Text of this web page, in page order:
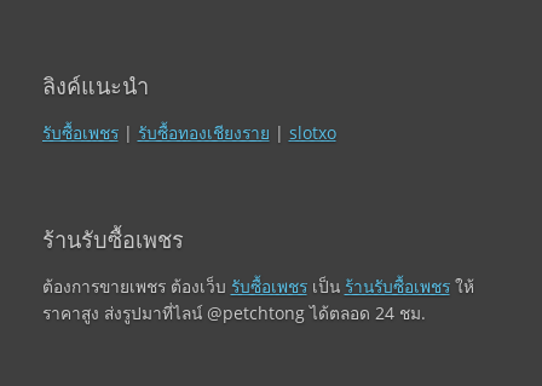
ลิงค์แนะนำ
รับซื้อเพชร| รับซื้อทองเชียงราย | slotxo
ร้านรับซื้อเพชร
ต้องการขายเพชร ต้องเว็บ รับซื้อเพชรเป็น ร้านรับซื้อเพชรให้
ราคาสูง ส่งรูปมาที่ไลน์ @petchtong ได้ตลอด 24 ชม.